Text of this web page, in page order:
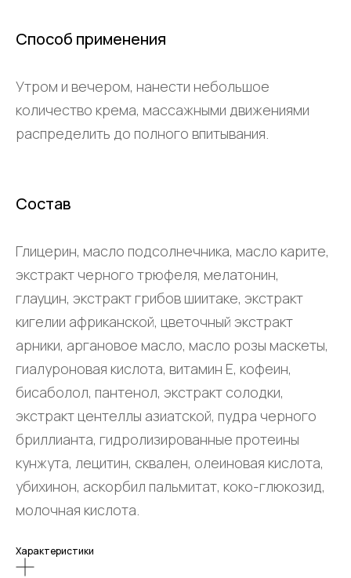
Способ применения
Утром и вечером, нанести небольшое
количество крема, массажными движениями
распределить до полного впитывания.
Состав
Глицерин, масло подсолнечника, масло карите,
экстракт черного трюфеля, мелатонин,
глауцин, экстракт грибов шиитаке, экстракт
кигелии африканской, цветочный экстракт
арники, аргановое масло, масло розы маскеты,
гиалуроновая кислота, витамин Е, кофеин,
бисаболол, пантенол, экстракт солодки,
экстракт центеллы азиатской, пудра черного
бриллианта, гидролизированные протеины
кунжута, лецитин, сквален, олеиновая кислота,
убихинон, аскорбил пальмитат, коко-глюкозид,
молочная кислота.
Характеристики